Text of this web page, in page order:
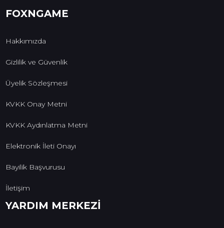
FOXNGAME
Hakkımızda
Gizlilik ve Güvenlik
Üyelik Sözleşmesi
KVKK Onay Metni
KVKK Aydınlatma Metni
Elektronik İleti Onayı
Bayilik Başvurusu
İletişim
YARDIM MERKEZİ